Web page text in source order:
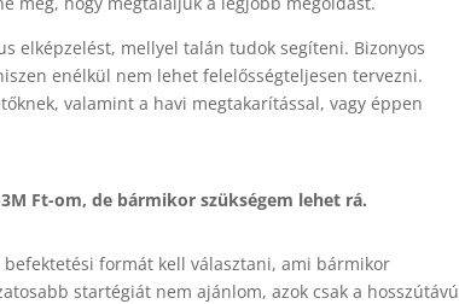
elképzelést, mellyel talán tudok segíteni. Bizonyos
enélkül nem lehet felelősségteljesen tervezni.
valamint a havi megtakarítással, vagy éppen
Ft-om, de bármikor szükségem lehet rá.
formát kell választani, ami bármikor
startégiát nem ajánlom, azok csak a hosszútávú